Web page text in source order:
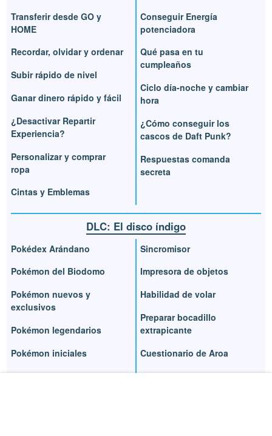
Transferir desde GO y
HOME
Recordar, olvidar y ordenar
Subir rápido de nivel
Ganar dinero rápido y fácil
¿Desactivar Repartir
Experiencia?
Personalizar y comprar
ropa
Cintas y Emblemas
Conseguir Energía
potenciadora
Qué pasa en tu
cumpleaños
Ciclo día-noche y cambiar
hora
¿Cómo conseguir los
cascos de Daft Punk?
Respuestas comanda
secreta
DLC: El disco índigo
Pokédex Arándano
Pokémon del Biodomo
Pokémon nuevos y
exclusivos
Pokémon legendarios
Pokémon iniciales
Viajar a la Academia
Sincromisor
Impresora de objetos
Habilidad de volar
Preparar bocadillo
extrapicante
Cuestionario de Aroa
Intercambios club de liga